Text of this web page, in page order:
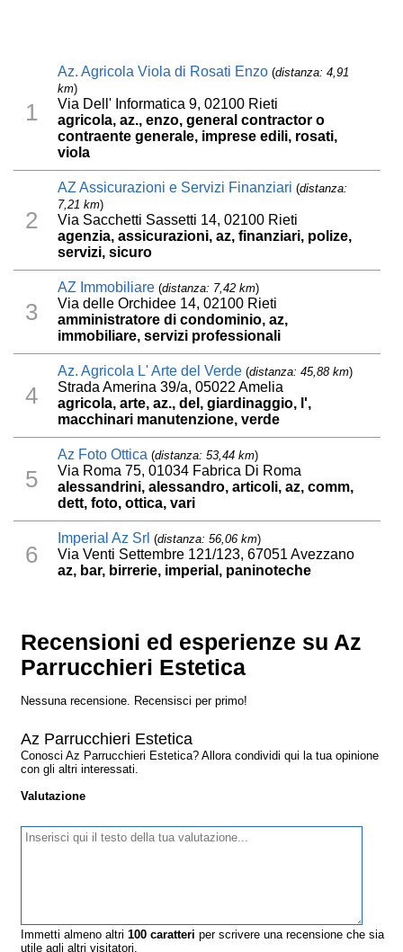
1
Az. Agricola Viola di Rosati Enzo (distanza: 4,91
km)
Via Dell' Informatica 9, 02100 Rieti
agricola, az., enzo, general contractor o
contraente generale, imprese edili, rosati,
viola
2
AZ Assicurazioni e Servizi Finanziari (distanza:
7,21 km)
Via Sacchetti Sassetti 14, 02100 Rieti
agenzia, assicurazioni, az, finanziari, polize,
servizi, sicuro
3
AZ Immobiliare (distanza: 7,42 km)
Via delle Orchidee 14, 02100 Rieti
amministratore di condominio, az,
immobiliare, servizi professionali
4
Az. Agricola L' Arte del Verde (distanza: 45,88 km)
Strada Amerina 39/a, 05022 Amelia
agricola, arte, az., del, giardinaggio, l',
macchinari manutenzione, verde
5
Az Foto Ottica (distanza: 53,44 km)
Via Roma 75, 01034 Fabrica Di Roma
alessandrini, alessandro, articoli, az, comm,
dett, foto, ottica, vari
6
Imperial Az Srl (distanza: 56,06 km)
Via Venti Settembre 121/123, 67051 Avezzano
az, bar, birrerie, imperial, paninoteche
Recensioni ed esperienze su Az
Parrucchieri Estetica
Nessuna recensione. Recensisci per primo!
Az Parrucchieri Estetica
Conosci Az Parrucchieri Estetica? Allora condividi qui la tua opinione
con gli altri interessati.
Valutazione
Immetti almeno altri100 caratteri per scrivere una recensione che sia
utile agli altri visitatori.